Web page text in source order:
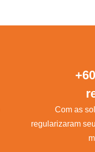
Com as
regularizaram